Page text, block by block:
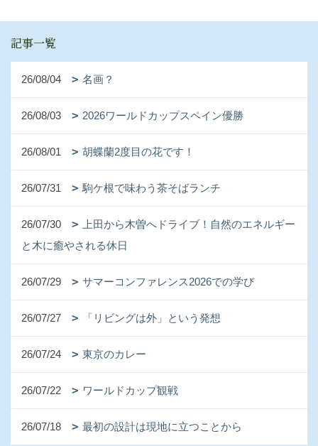
記事一覧
26/08/04 名画？
26/08/03 2026ワールドカップスペイン優勝
26/08/01 胡蝶蘭2度目の花です！
26/07/31 駒ケ根で味わう茶そばランチ
26/07/30
上田から木曽へドライブ！自然のエネルギー
と木に癒やされる休日
26/07/29 サマーコンファレンス2026での学び
26/07/27 「リビングは外」という発想
26/07/24 東京のカレー
26/07/22 ワールドカップ観戦
26/07/18 最初の設計は現地に立つことから